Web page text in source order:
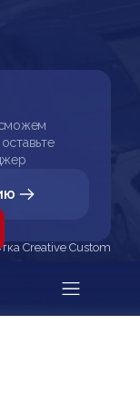
Creative Custom